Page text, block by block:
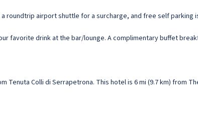
roundtrip airport shuttle for a surcharge, and free self parking
favorite drink at the bar/lounge. A complimentary buffet
Colli di Serrapetrona. This hotel is 6 mi (9.7 km) from